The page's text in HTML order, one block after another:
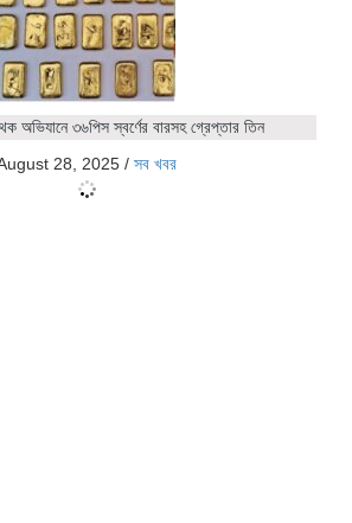
অভিযানে ৩৬পিস স্বর্ণের বারসহ গ্রেপ্তার তিন
28, 2025 / সব খবর